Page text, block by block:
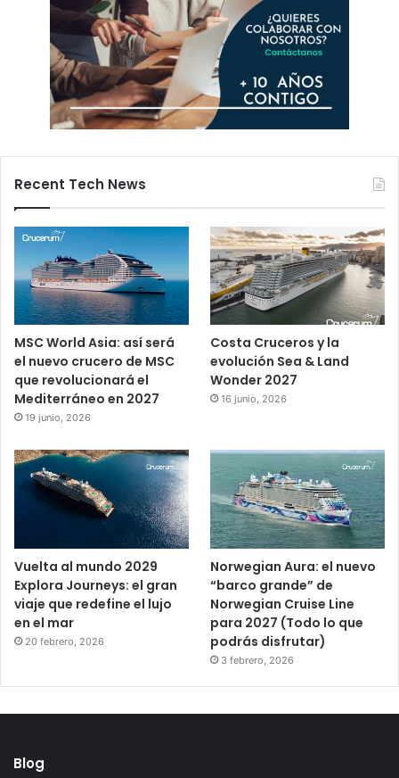
Recent Tech News
MSC World Asia: así será
el nuevo crucero de MSC
que revolucionará el
Mediterráneo en 2027
19 junio, 2026
Costa Cruceros y la
evolución Sea & Land
Wonder 2027
16 junio, 2026
Vuelta al mundo 2029
Explora Journeys: el gran
viaje que redefine el lujo
en el mar
20 febrero, 2026
Norwegian Aura: el nuevo
“barco grande” de
Norwegian Cruise Line
para 2027 (Todo lo que
podrás disfrutar)
3 febrero, 2026
Blog